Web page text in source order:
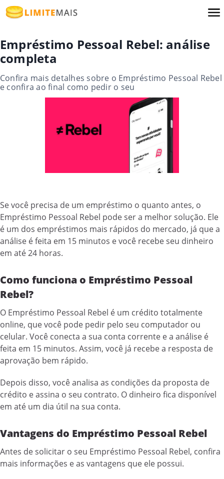
Empréstimo Pessoal Rebel: análise
completa
Confira mais detalhes sobre o Empréstimo Pessoal Rebel
e confira ao final como pedir o seu
Se você precisa de um empréstimo o quanto antes, o
Empréstimo Pessoal Rebel pode ser a melhor solução. Ele
é um dos empréstimos mais rápidos do mercado, já que a
análise é feita em 15 minutos e você recebe seu dinheiro
em até 24 horas.
Como funciona o Empréstimo Pessoal
Rebel?
O Empréstimo Pessoal Rebel é um crédito totalmente
online, que você pode pedir pelo seu computador ou
celular. Você conecta a sua conta corrente e a análise é
feita em 15 minutos. Assim, você já recebe a resposta de
aprovação bem rápido.
Depois disso, você analisa as condições da proposta de
crédito e assina o seu contrato. O dinheiro fica disponível
em até um dia útil na sua conta.
Vantagens do Empréstimo Pessoal Rebel
Antes de solicitar o seu Empréstimo Pessoal Rebel, confira
mais informações e as vantagens que ele possui.